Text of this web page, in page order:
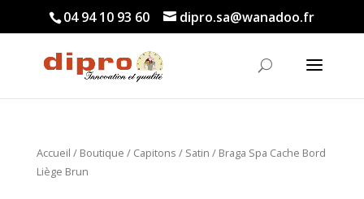
04 94 10 93 60 dipro.sa@wanadoo.fr
Accueil / Boutique / Capitons / Satin / Braga Spa Cache Bord
Liège Brun